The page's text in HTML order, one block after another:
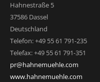
Hahnestraße 5
37586 Dassel
Deutschland
Telefon: +49 55 61 791-235
Telefax: +49 55 61 791-351
pr@hahnemuehle.com
www.hahnemuehle.com